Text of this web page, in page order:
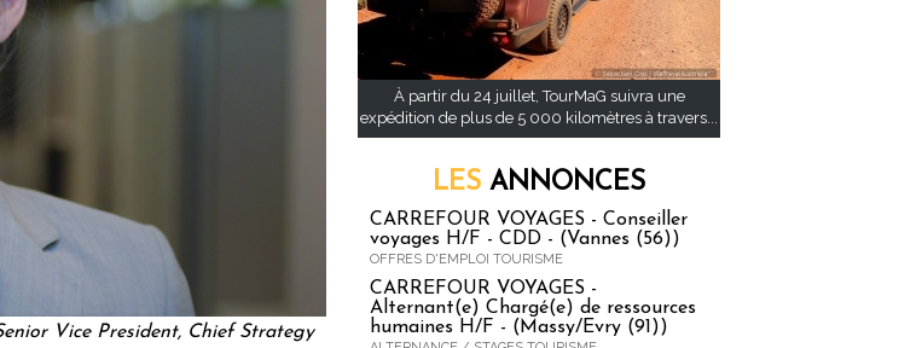
Vice President, Chief Strategy
À partir du 24 juillet, TourMaG suivra une
expédition de plus de 5 000 kilomètres à travers...
LES ANNONCES
CARREFOUR VOYAGES - Conseiller
voyages H/F - CDD - (Vannes (56))
OFFRES D'EMPLOI TOURISME
CARREFOUR VOYAGES -
Alternant(e) Chargé(e) de ressources
humaines H/F - (Massy/Evry (91))